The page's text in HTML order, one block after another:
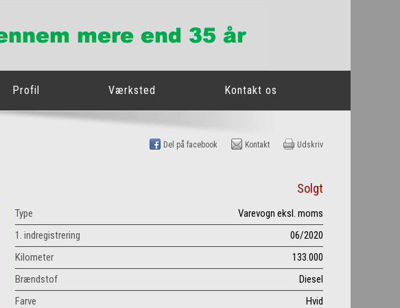
Profil Værksted Kontakt os
Del på facebook Kontakt Udskriv
Solgt
Type
Varevogn eksl. moms
1. indregistrering
06/2020
Kilometer
133.000
Brændstof
Diesel
Farve
Hvid